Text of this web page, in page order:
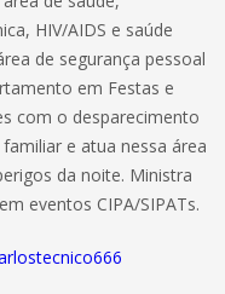
HIV/AIDS e saúde
de segurança pessoal
em Festas e
com o desparecimento
e atua nessa área
da noite. Ministra
eventos CIPA/SIPATs.